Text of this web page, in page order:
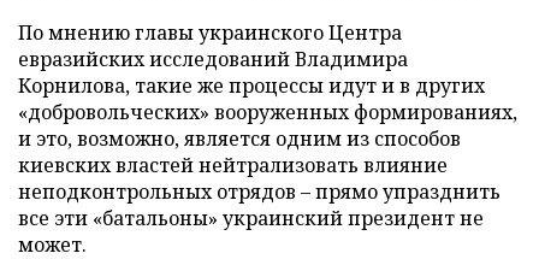
По мнению главы украинского Центра
евразийских исследований Владимира
Корнилова, такие же процессы идут и в других
«добровольческих» вооруженных формированиях,
и это, возможно, является одним из способов
киевских властей нейтрализовать влияние
неподконтрольных отрядов – прямо упразднить
все эти «батальоны» украинский президент не
может.